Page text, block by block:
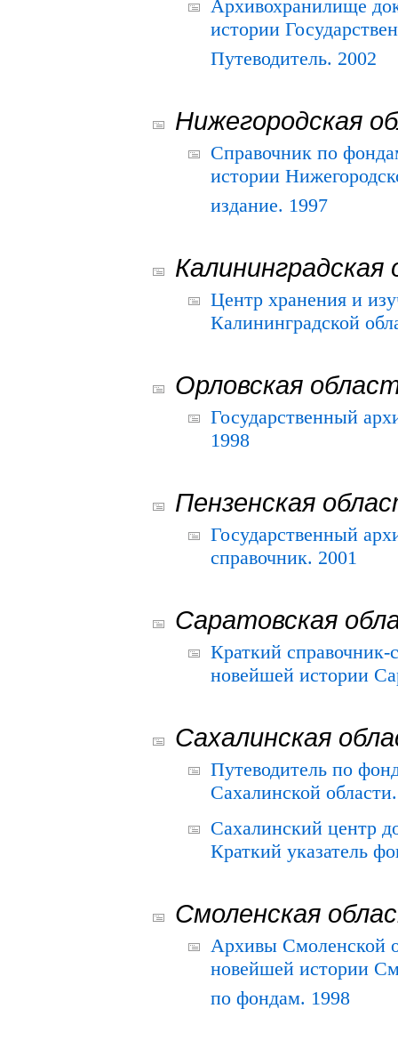
Архивохранилище
истории
Путеводитель. 2002
Нижегородская
Справочник по
истории
издание. 1997
Калининградская
Центр хранения и
Калининградской
Орловская
Государственный
1998
Пензенская
Государственный
справочник. 2001
Саратовская
Краткий
новейшей истории
Сахалинская
Путеводитель по
Сахалинской
Сахалинский центр
Краткий указатель
Смоленская
Архивы Смоленской
новейшей истории
по фондам. 1998